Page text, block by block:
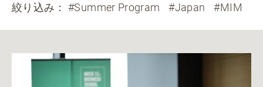
絞り込み：#Summer Program #Japan #MIM